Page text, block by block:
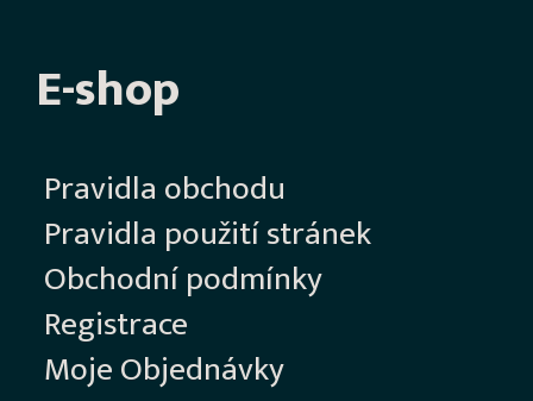
E-shop
Pravidla obchodu
Pravidla použití stránek
Obchodní podmínky
Registrace
Moje Objednávky